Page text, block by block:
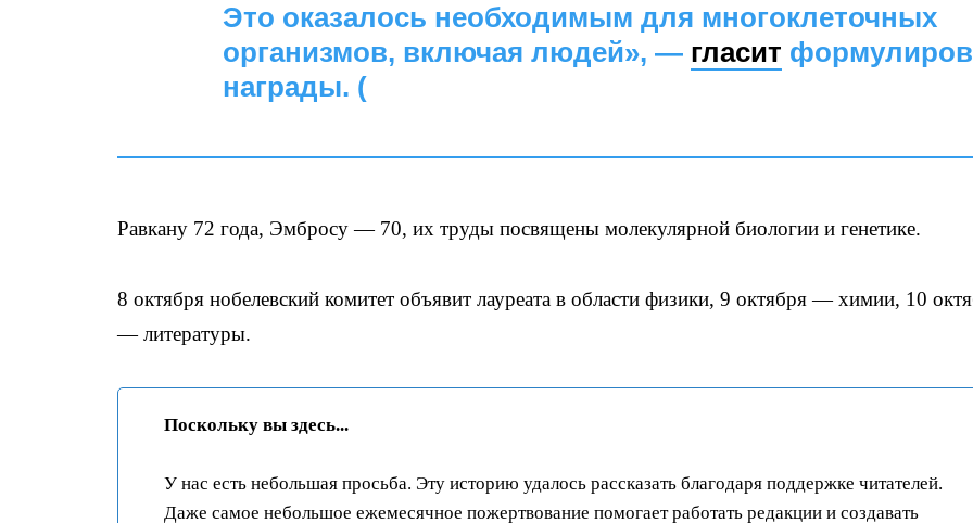
Это оказалось необходимым для многоклеточных
организмов, включая людей», — гласит
награды. (
Равкану 72 года, Эмбросу — 70, их труды посвящены молекулярной биологии и генетике.
8 октября нобелевский комитет объявит лауреата в области физики, 9 октября — химии, 10
— литературы.
Поскольку вы здесь...
У нас есть небольшая просьба. Эту историю удалось рассказать благодаря поддержке читателей.
Даже самое небольшое ежемесячное пожертвование помогает работать редакции и создавать